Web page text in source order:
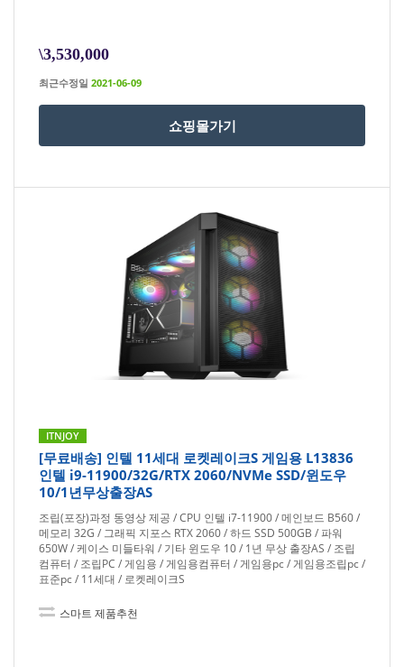
\3,530,000
최근수정일 2021-06-09
쇼핑몰가기
ITNJOY
[무료배송] 인텔 11세대 로켓레이크S 게임용 L13836
인텔 i9-11900/32G/RTX 2060/NVMe SSD/윈도우
10/1년무상출장AS
조립(포장)과정 동영상 제공 / CPU 인텔 i7-11900 / 메인보드 B560 /
메모리 32G / 그래픽 지포스 RTX 2060 / 하드 SSD 500GB / 파워
650W / 케이스 미들타워 / 기타 윈도우 10 / 1년 무상 출장AS / 조립
컴퓨터 / 조립PC / 게임용 / 게임용컴퓨터 / 게임용pc / 게임용조립pc /
표준pc / 11세대 / 로켓레이크S
스마트 제품추천